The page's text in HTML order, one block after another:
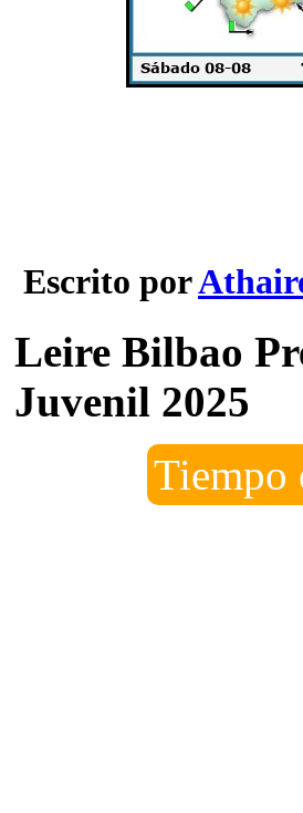
Escrito por
Leire Bilbao
Juvenil 2025
Tiempo